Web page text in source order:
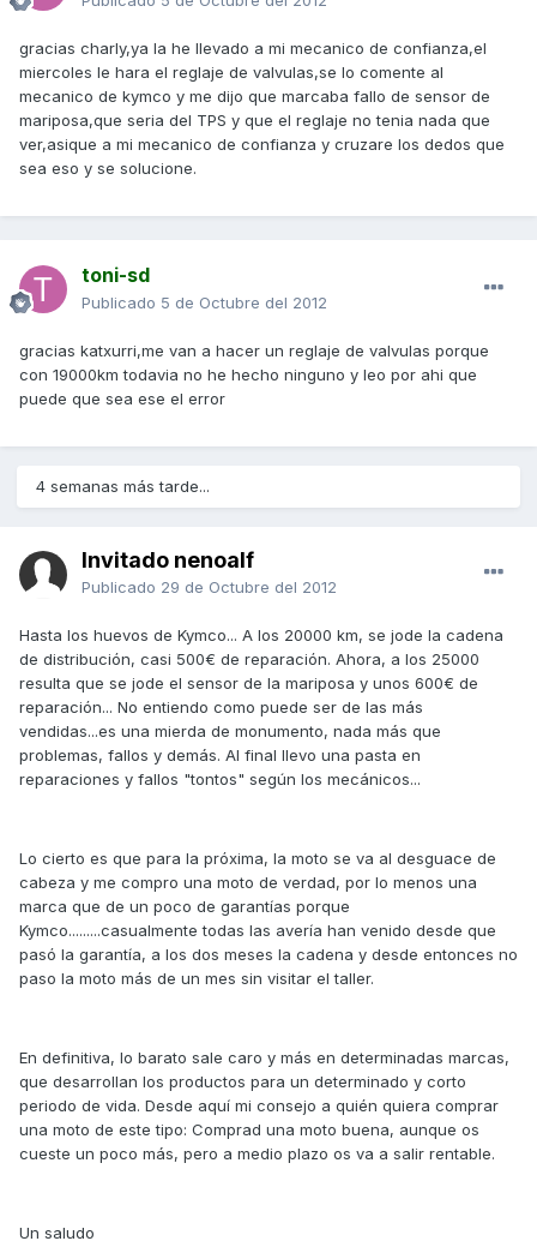
gracias charly,ya la he llevado a mi mecanico de confianza,el
miercoles le hara el reglaje de valvulas,se lo comente al
mecanico de kymco y me dijo que marcaba fallo de sensor de
mariposa,que seria del TPS y que el reglaje no tenia nada que
ver,asique a mi mecanico de confianza y cruzare los dedos que
sea eso y se solucione.
toni-sd
Publicado 5 de Octubre del 2012
gracias katxurri,me van a hacer un reglaje de valvulas porque
con 19000km todavia no he hecho ninguno y leo por ahi que
puede que sea ese el error
4 semanas más tarde...
Invitado nenoalf
Publicado 29 de Octubre del 2012
Hasta los huevos de Kymco... A los 20000 km, se jode la cadena
de distribución, casi 500€ de reparación. Ahora, a los 25000
resulta que se jode el sensor de la mariposa y unos 600€ de
reparación... No entiendo como puede ser de las más
vendidas...es una mierda de monumento, nada más que
problemas, fallos y demás. Al final llevo una pasta en
reparaciones y fallos "tontos" según los mecánicos...
Lo cierto es que para la próxima, la moto se va al desguace de
cabeza y me compro una moto de verdad, por lo menos una
marca que de un poco de garantías porque
Kymco.........casualmente todas las avería han venido desde que
pasó la garantía, a los dos meses la cadena y desde entonces no
paso la moto más de un mes sin visitar el taller.
En definitiva, lo barato sale caro y más en determinadas marcas,
que desarrollan los productos para un determinado y corto
periodo de vida. Desde aquí mi consejo a quién quiera comprar
una moto de este tipo: Comprad una moto buena, aunque os
cueste un poco más, pero a medio plazo os va a salir rentable.
Un saludo